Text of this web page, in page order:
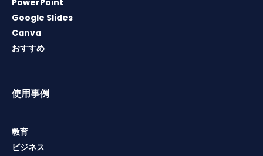
PowerPoint
Google Slides
Canva
おすすめ
使用事例
教育
ビジネス